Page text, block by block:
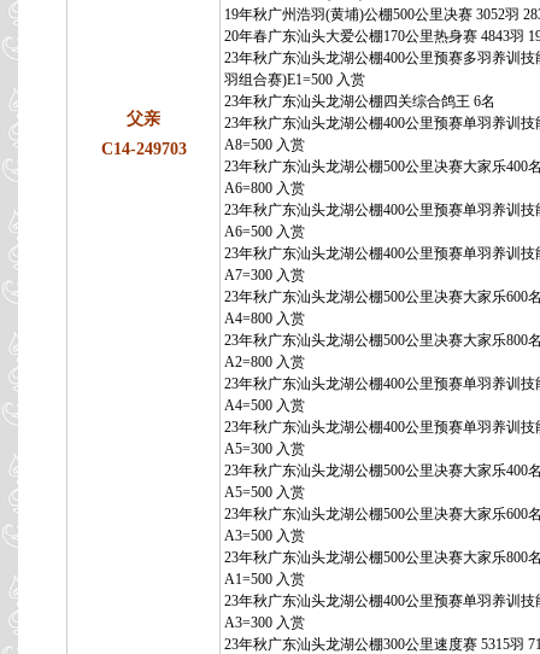
父亲
C14-249703
19年秋广州浩羽(黄埔)公棚500公里决赛 3052羽
20年春广东汕头大爱公棚170公里热身赛 4843羽
23年秋广东汕头龙湖公棚400公里预赛多羽养训技
羽组合赛)E1=500 入赏
23年秋广东汕头龙湖公棚四关综合鸽王 6名
23年秋广东汕头龙湖公棚400公里预赛单羽养训技
A8=500 入赏
23年秋广东汕头龙湖公棚500公里决赛大家乐400
A6=800 入赏
23年秋广东汕头龙湖公棚400公里预赛单羽养训技
A6=500 入赏
23年秋广东汕头龙湖公棚400公里预赛单羽养训技
A7=300 入赏
23年秋广东汕头龙湖公棚500公里决赛大家乐600
A4=800 入赏
23年秋广东汕头龙湖公棚500公里决赛大家乐800
A2=800 入赏
23年秋广东汕头龙湖公棚400公里预赛单羽养训技
A4=500 入赏
23年秋广东汕头龙湖公棚400公里预赛单羽养训技
A5=300 入赏
23年秋广东汕头龙湖公棚500公里决赛大家乐400
A5=500 入赏
23年秋广东汕头龙湖公棚500公里决赛大家乐600
A3=500 入赏
23年秋广东汕头龙湖公棚500公里决赛大家乐800
A1=500 入赏
23年秋广东汕头龙湖公棚400公里预赛单羽养训技
A3=300 入赏
23年秋广东汕头龙湖公棚300公里速度赛 5315羽